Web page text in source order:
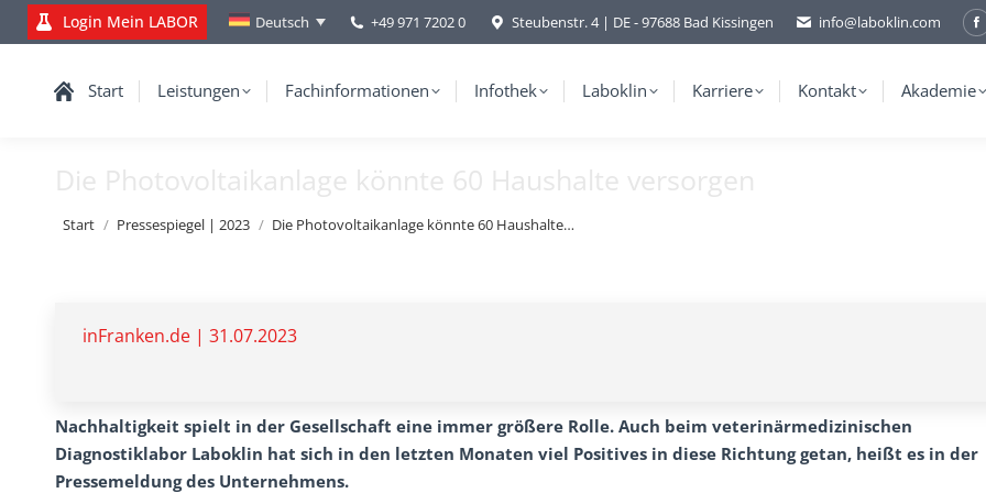
Login Mein LABOR Deutsch +49 971 7202 0 Steubenstr. 4 | DE - 97688 Bad Kissingen info@laboklin.com
Start Leistungen Fachinformationen Infothek Laboklin Karriere Kontakt Akademie
Die Photovoltaikanlage könnte 60 Haushalte versorgen
Sie befinden sich hier:
Start Pressespiegel | 2023 Die Photovoltaikanlage könnte 60 Haushalte…
inFranken.de | 31.07.2023
Nachhaltigkeit spielt in der Gesellschaft eine immer größere Rolle. Auch beim veterinärmedizinischen
Diagnostiklabor Laboklin hat sich in den letzten Monaten viel Positives in diese Richtung getan, heißt es in der
Pressemeldung des Unternehmens.